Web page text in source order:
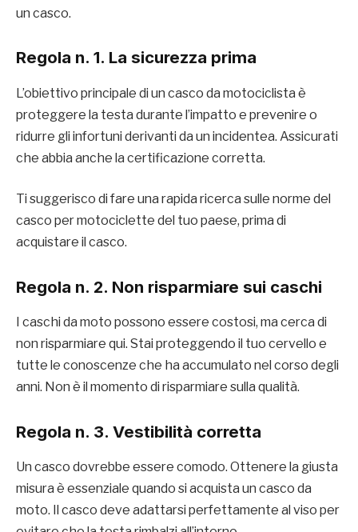
un casco.
Regola n. 1. La sicurezza prima
L’obiettivo principale di un casco da motociclista è
proteggere la testa durante l’impatto e prevenire o
ridurre gli infortuni derivanti da un incidentea. Assicurati
che abbia anche la certificazione corretta.
Ti suggerisco di fare una rapida ricerca sulle norme del
casco per motociclette del tuo paese, prima di
acquistare il casco.
Regola n. 2. Non risparmiare sui caschi
I caschi da moto possono essere costosi, ma cerca di
non risparmiare qui. Stai proteggendo il tuo cervello e
tutte le conoscenze che ha accumulato nel corso degli
anni. Non è il momento di risparmiare sulla qualità.
Regola n. 3. Vestibilità corretta
Un casco dovrebbe essere comodo. Ottenere la giusta
misura è essenziale quando si acquista un casco da
moto. Il casco deve adattarsi perfettamente al viso per